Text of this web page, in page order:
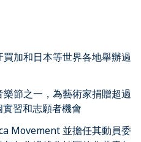
加和日本等世界各地舉辦過
節之一，為藝術家捐贈超過
習和志願者機會
Movement 並擔任其動員委